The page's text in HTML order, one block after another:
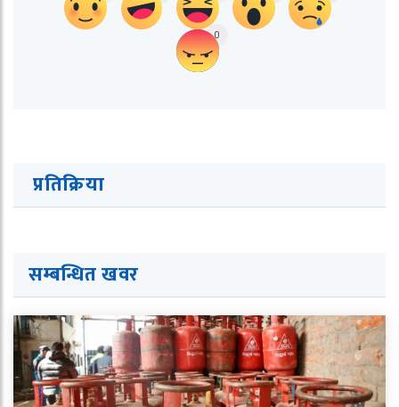
0
प्रतिक्रिया
सम्बन्धित खवर